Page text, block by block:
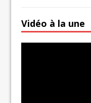
Vidéo à la une